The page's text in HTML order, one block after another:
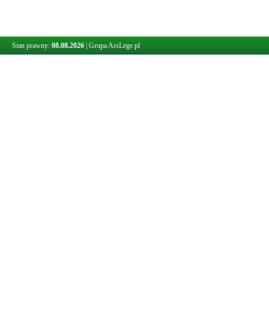
Stan prawny: 08.08.2026 Grupa ArsLege.pl